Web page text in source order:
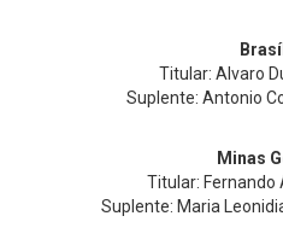
Titular: Alvaro
Suplente: Antonio
Minas
Titular: Fernando
Suplente: Maria